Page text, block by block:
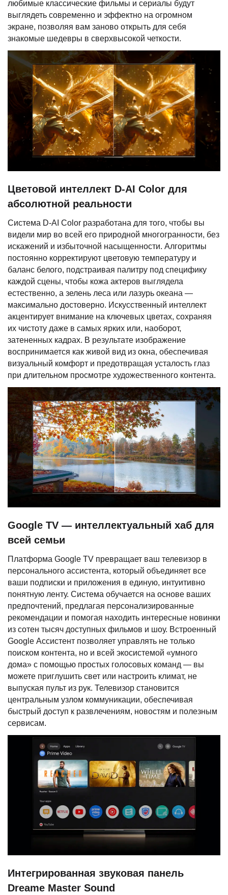
любимые классические фильмы и сериалы будут
выглядеть современно и эффектно на огромном
экране, позволяя вам заново открыть для себя
знакомые шедевры в сверхвысокой четкости.
Цветовой интеллект D-AI Color для
абсолютной реальности
Система D-AI Color разработана для того, чтобы вы
видели мир во всей его природной многогранности, без
искажений и избыточной насыщенности. Алгоритмы
постоянно корректируют цветовую температуру и
баланс белого, подстраивая палитру под специфику
каждой сцены, чтобы кожа актеров выглядела
естественно, а зелень леса или лазурь океана —
максимально достоверно. Искусственный интеллект
акцентирует внимание на ключевых цветах, сохраняя
их чистоту даже в самых ярких или, наоборот,
затененных кадрах. В результате изображение
воспринимается как живой вид из окна, обеспечивая
визуальный комфорт и предотвращая усталость глаз
при длительном просмотре художественного контента.
Google TV — интеллектуальный хаб для
всей семьи
Платформа Google TV превращает ваш телевизор в
персонального ассистента, который объединяет все
ваши подписки и приложения в единую, интуитивно
понятную ленту. Система обучается на основе ваших
предпочтений, предлагая персонализированные
рекомендации и помогая находить интересные новинки
из сотен тысяч доступных фильмов и шоу. Встроенный
Google Ассистент позволяет управлять не только
поиском контента, но и всей экосистемой «умного
дома» с помощью простых голосовых команд — вы
можете приглушить свет или настроить климат, не
выпуская пульт из рук. Телевизор становится
центральным узлом коммуникации, обеспечивая
быстрый доступ к развлечениям, новостям и полезным
сервисам.
Интегрированная звуковая панель
Dreame Master Sound